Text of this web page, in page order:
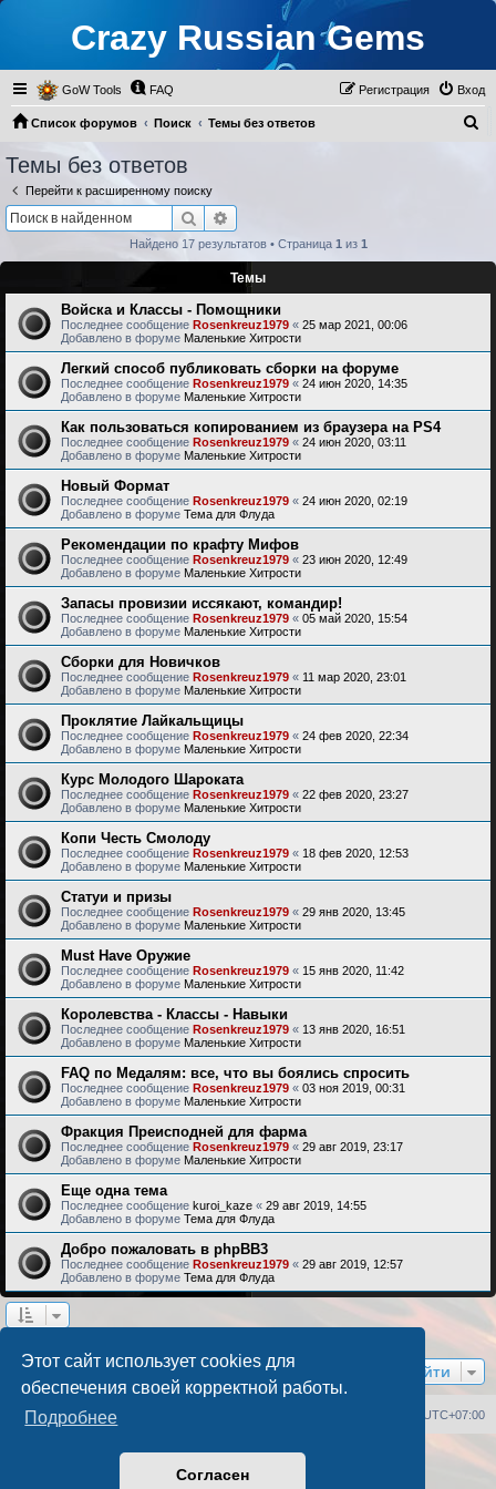
Этот сайт использует cookies для
обеспечения своей корректной работы.
Подробнее
Согласен
Crazy Russian Gems
GoW Tools FAQ Вход
Регистрация
Список форумов Поиск Темы без ответов
Темы без ответов
Перейти к расширенному поиску
Поиск
Найдено 17 результатов • Страница 1 из 1
Темы
Войска и Классы - Помощники
Последнее сообщение Rosenkreuz1979 « 25 мар 2021, 00:06
Добавлено в форуме Маленькие Хитрости
Легкий способ публиковать сборки на форуме
Последнее сообщение Rosenkreuz1979 « 24 июн 2020, 14:35
Добавлено в форуме Маленькие Хитрости
Как пользоваться копированием из браузера на PS4
Последнее сообщение Rosenkreuz1979 « 24 июн 2020, 03:11
Добавлено в форуме Маленькие Хитрости
Новый Формат
Последнее сообщение Rosenkreuz1979 « 24 июн 2020, 02:19
Добавлено в форуме Тема для Флуда
Рекомендации по крафту Мифов
Последнее сообщение Rosenkreuz1979 « 23 июн 2020, 12:49
Добавлено в форуме Маленькие Хитрости
Запасы провизии иссякают, командир!
Последнее сообщение Rosenkreuz1979 « 05 май 2020, 15:54
Добавлено в форуме Маленькие Хитрости
Сборки для Новичков
Последнее сообщение Rosenkreuz1979 « 11 мар 2020, 23:01
Добавлено в форуме Маленькие Хитрости
Проклятие Лайкальщицы
Последнее сообщение Rosenkreuz1979 « 24 фев 2020, 22:34
Добавлено в форуме Маленькие Хитрости
Курс Молодого Шароката
Последнее сообщение Rosenkreuz1979 « 22 фев 2020, 23:27
Добавлено в форуме Маленькие Хитрости
Копи Честь Смолоду
Последнее сообщение Rosenkreuz1979 « 18 фев 2020, 12:53
Добавлено в форуме Маленькие Хитрости
Статуи и призы
Последнее сообщение Rosenkreuz1979 « 29 янв 2020, 13:45
Добавлено в форуме Маленькие Хитрости
Must Have Оружие
Последнее сообщение Rosenkreuz1979 « 15 янв 2020, 11:42
Добавлено в форуме Маленькие Хитрости
Королевства - Классы - Навыки
Последнее сообщение Rosenkreuz1979 « 13 янв 2020, 16:51
Добавлено в форуме Маленькие Хитрости
FAQ по Медалям: все, что вы боялись спросить
Последнее сообщение Rosenkreuz1979 « 03 ноя 2019, 00:31
Добавлено в форуме Маленькие Хитрости
Фракция Преисподней для фарма
Последнее сообщение Rosenkreuz1979 « 29 авг 2019, 23:17
Добавлено в форуме Маленькие Хитрости
Еще одна тема
Последнее сообщение kuroi_kaze « 29 авг 2019, 14:55
Добавлено в форуме Тема для Флуда
Добро пожаловать в phpBB3
Последнее сообщение Rosenkreuz1979 « 29 авг 2019, 12:57
Добавлено в форуме Тема для Флуда
Перейти
Список форумов UTC+07:00
Создано на основеphpBB® Forum Software © phpBB Limited
Русская поддержка phpBB